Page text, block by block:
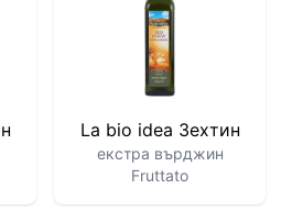
La bio idea Зехтин
екстра върджин
Fruttato